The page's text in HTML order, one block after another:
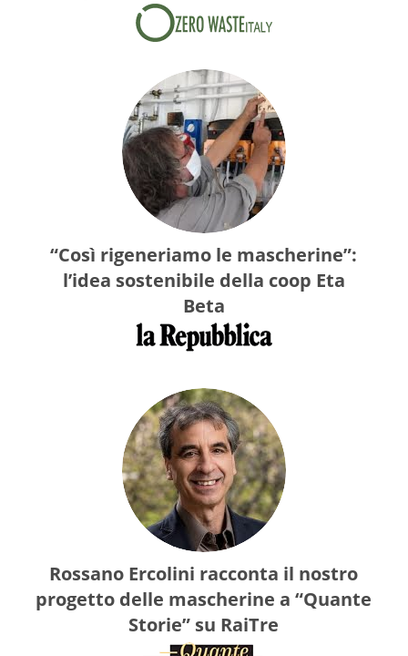
“Così rigeneriamo le mascherine”:
l’idea sostenibile della coop Eta
Beta
Rossano Ercolini racconta il nostro
progetto delle mascherine a“Quante
Storie” su RaiTre